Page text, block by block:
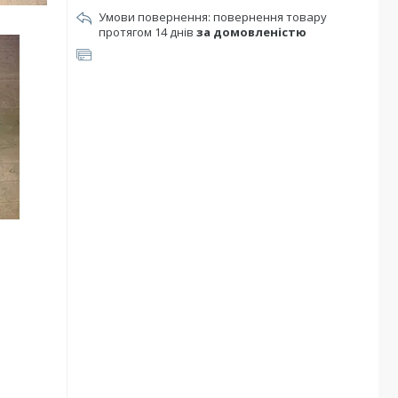
повернення товару
протягом 14 днів за домовленістю